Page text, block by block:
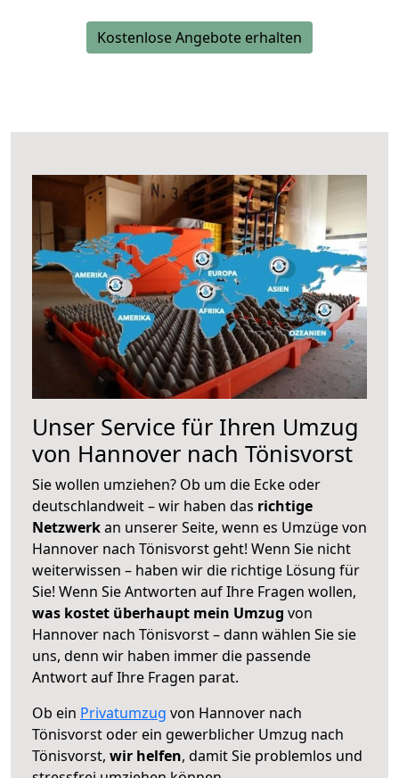
Kostenlose Angebote erhalten
Unser Service für Ihren Umzug
von Hannover nach Tönisvorst
Sie wollen umziehen? Ob um die Ecke oder
deutschlandweit – wir haben das richtige
Netzwerkan unserer Seite, wenn es Umzüge von
Hannover nach Tönisvorst geht! Wenn Sie nicht
weiterwissen – haben wir die richtige Lösung für
Sie! Wenn Sie Antworten auf Ihre Fragen wollen,
was kostet überhaupt mein Umzug von
Hannover nach Tönisvorst – dann wählen Sie sie
uns, denn wir haben immer die passende
Antwort auf Ihre Fragen parat.
Ob ein Privatumzug von Hannover nach
Tönisvorst oder ein gewerblicher Umzug nach
Tönisvorst, wir helfen, damit Sie problemlos und